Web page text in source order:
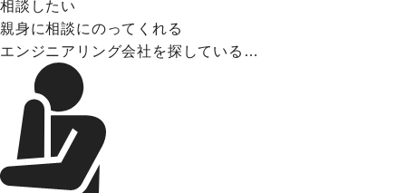
相談したい
親身に相談にのってくれる
エンジニアリング会社を探している…